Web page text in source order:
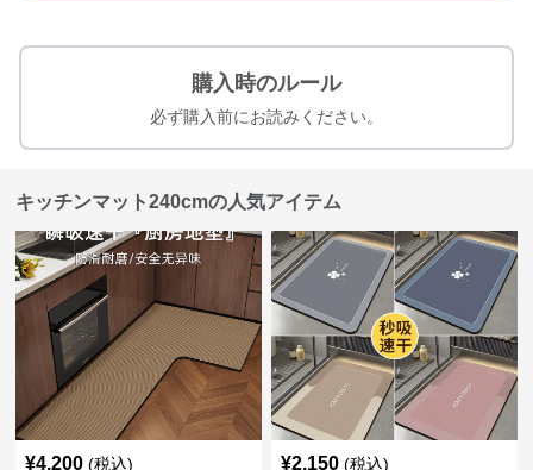
購入時のルール
必ず購入前にお読みください。
キッチンマット240cmの人気アイテム
¥4,200 (税込) ¥2,150 (税込)